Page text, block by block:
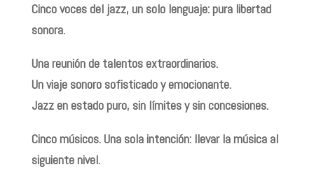
Cinco voces del jazz, un solo lenguaje: pura libertad
sonora.
Una reunión de talentos extraordinarios.
Un viaje sonoro sofisticado y emocionante.
Jazz en estado puro, sin límites y sin concesiones.
Cinco músicos. Una sola intención: llevar la música al
siguiente nivel.